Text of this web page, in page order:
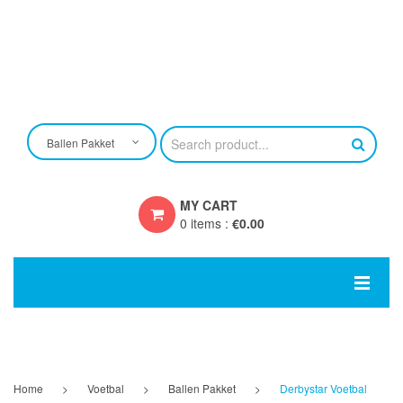
Ballen Pakket
MY CART
0 items : €0.00
Home > Voetbal > Ballen Pakket >
Derbystar Voetbal